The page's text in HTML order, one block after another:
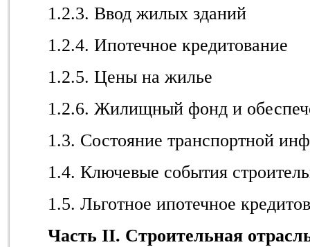
1.2.3. Ввод жилых зданий
1.2.4. Ипотечное кредитование
1.2.5. Цены на жилье
1.2.6. Жилищный фонд и
1.3. Состояние транспортной
1.4. Ключевые события
1.5. Льготное ипотечное
Часть II. Строительная